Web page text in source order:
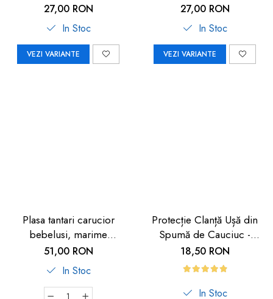
27,00 RON
In Stoc
VEZI VARIANTE
27,00 RON
In Stoc
VEZI VARIANTE
Plasa tantari carucior
bebelusi, marime
universala, neagra, Reer
BiteSafe
51,00 RON
In Stoc
Protecție Clanță Ușă din
Spumă de Cauciuc -
Siguranță pentru Copii |
Car Boy Safety
18,50 RON
In Stoc